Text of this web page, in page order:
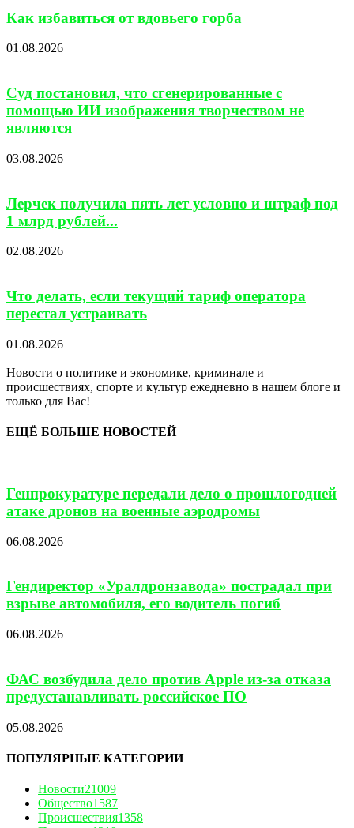
Как избавиться от вдовьего горба
01.08.2026
Суд постановил, что сгенерированные с
помощью ИИ изображения творчеством не
являются
03.08.2026
Лерчек получила пять лет условно и штраф под
1 млрд рублей...
02.08.2026
Что делать, если текущий тариф оператора
перестал устраивать
01.08.2026
Новости о политике и экономике, криминале и
происшествиях, спорте и культур ежедневно в нашем блоге и
только для Вас!
ЕЩЁ БОЛЬШЕ НОВОСТЕЙ
Генпрокуратуре передали дело о прошлогодней
атаке дронов на военные аэродромы
06.08.2026
Гендиректор «Уралдронзавода» пострадал при
взрыве автомобиля, его водитель погиб
06.08.2026
ФАС возбудила дело против Apple из-за отказа
предустанавливать российское ПО
05.08.2026
ПОПУЛЯРНЫЕ КАТЕГОРИИ
Новости21009
Общество1587
Происшествия1358